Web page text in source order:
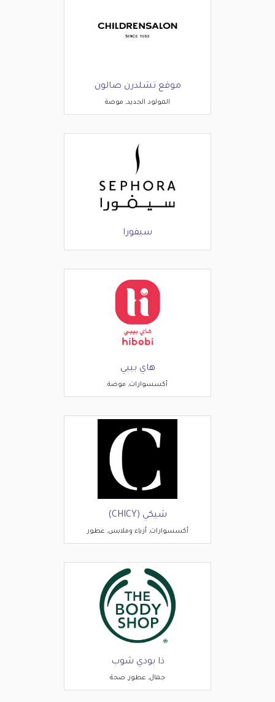
موقع تشلدرن صالون
المولود الجديد, موضة
سيفورا
هاي بيبي
أكسسوارات, موضة
شيكي (CHICY)
أكسسوارات, أزياء وملابس, عطور
ذا بودي شوب
جمال, عطور, صحة